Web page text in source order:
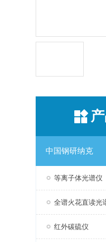
中国钢研纳克
等离子体光谱仪
全谱火花直读光
红外碳硫仪